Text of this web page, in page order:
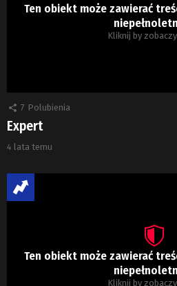
Ten obiekt może zawierać
Kliknij by
7 Polubienia
Expert
4 lata temu
Ten obiekt może zawierać
Kliknij by